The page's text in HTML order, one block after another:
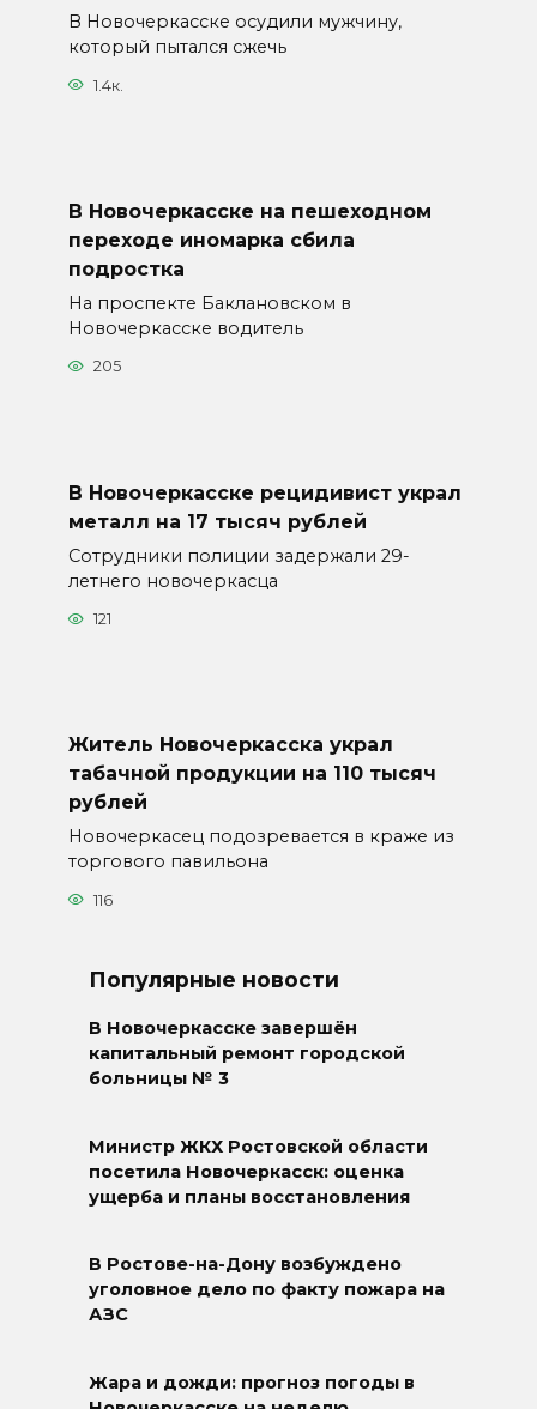
В Новочеркасске осудили мужчину,
который пытался сжечь
1.4к.
В Новочеркасске на пешеходном
переходе иномарка сбила
подростка
На проспекте Баклановском в
Новочеркасске водитель
205
В Новочеркасске рецидивист украл
металл на 17 тысяч рублей
Сотрудники полиции задержали 29-
летнего новочеркасца
121
Житель Новочеркасска украл
табачной продукции на 110 тысяч
рублей
Новочеркасец подозревается в краже из
торгового павильона
116
Популярные новости
В Новочеркасске завершён
капитальный ремонт городской
больницы № 3
Министр ЖКХ Ростовской области
посетила Новочеркасск: оценка
ущерба и планы восстановления
В Ростове-на-Дону возбуждено
уголовное дело по факту пожара на
АЗС
Жара и дожди: прогноз погоды в